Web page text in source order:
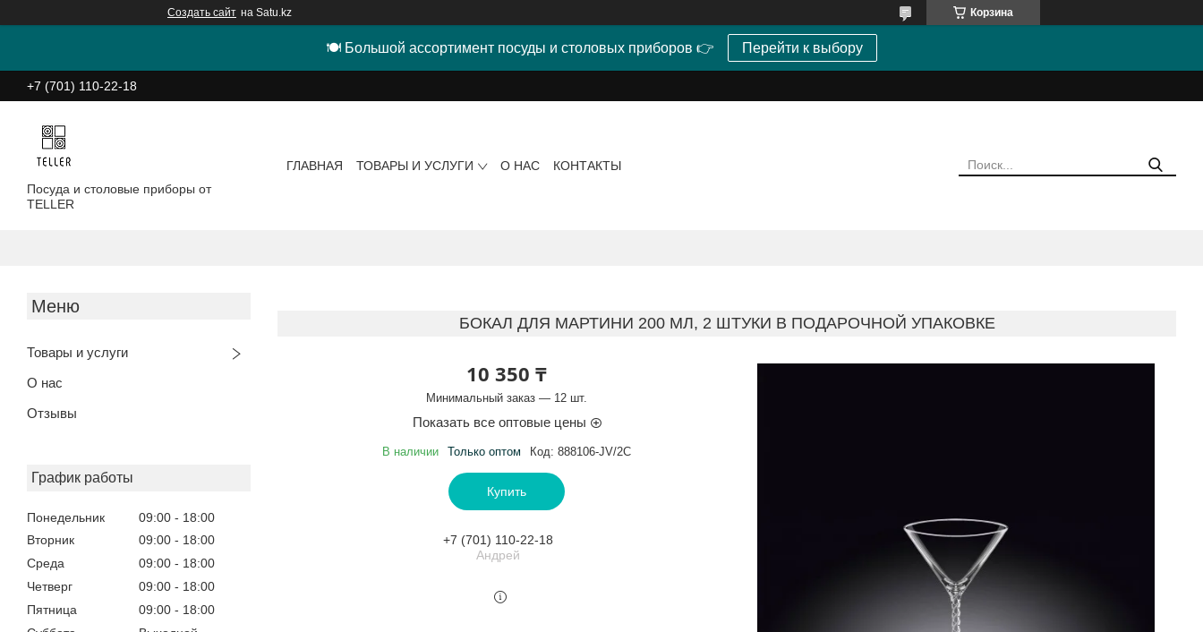
Создать сайт на Satu.kz Корзина
🍽 Большой ассортимент посуды и столовых приборов 👉 Перейти к выбору
+7 (701) 110-22-18
Посуда и столовые приборы от
TELLER
ГЛАВНАЯ ТОВАРЫ И УСЛУГИ О НАС КОНТАКТЫ
Товары и услуги
О нас
Отзывы
График работы
Понедельник 09:00
18:00
Вторник
09:00
18:00
Среда
09:00
18:00
Четверг
09:00
18:00
Пятница
09:00
18:00
БОКАЛ ДЛЯ МАРТИНИ 200 МЛ, 2 ШТУКИ В ПОДАРОЧНОЙ УПАКОВКЕ
10 350 ₸
Минимальный заказ — 12 шт.
Показать все оптовые цены
В наличии Только оптом Код: 888106-JV/2C
Купить
+7 (701) 110-22-18
Андрей